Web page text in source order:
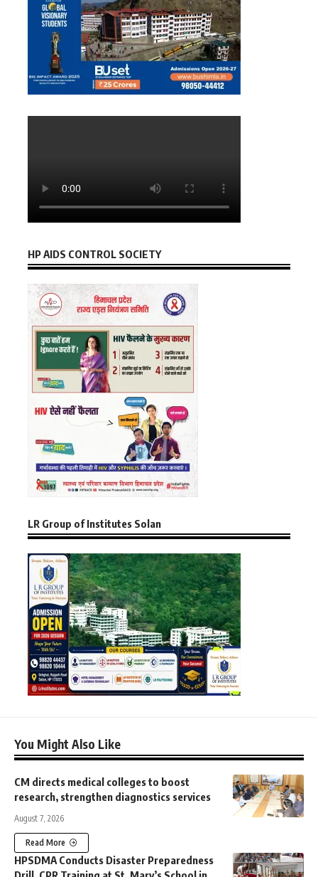
HP AIDS CONTROL SOCIETY
LR Group of Institutes Solan
You Might Also Like
CM directs medical colleges to boost
research, strengthen diagnostics services
August 7, 2026
Read More
HPSDMA Conducts Disaster Preparedness